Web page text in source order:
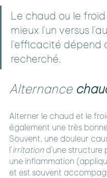
Le chaud ou le
mieux l'un versus
l'efficacité dépend
recherché.
Alternance
Alterner le chaud et le
également une très
Souvent, une douleur
l’irritation d’une structure
une inflammation
et est souvent